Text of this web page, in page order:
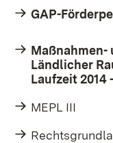
GAP-
Ländlicher
Laufzeit 2014
MEPL III